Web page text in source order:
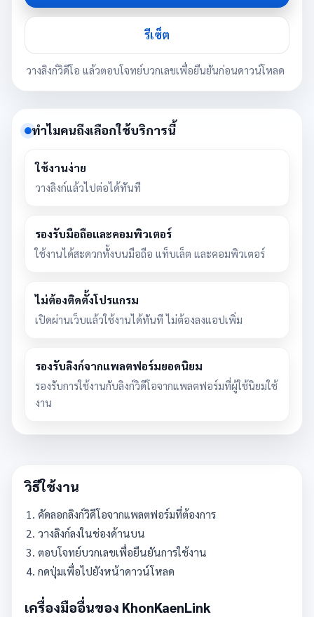
รีเซ็ต
วางลิงก์วิดีโอ แล้วตอบโจทย์บวกเลขเพื่อยืนยันก่อนดาวน์โหลด
ทำไมคนถึงเลือกใช้บริการนี้
ใช้งานง่าย
วางลิงก์แล้วไปต่อได้ทันที
รองรับมือถือและคอมพิวเตอร์
ใช้งานได้สะดวกทั้งบนมือถือ แท็บเล็ต และคอมพิวเตอร์
ไม่ต้องติดตั้งโปรแกรม
เปิดผ่านเว็บแล้วใช้งานได้ทันที ไม่ต้องลงแอปเพิ่ม
รองรับลิงก์จากแพลตฟอร์มยอดนิยม
รองรับการใช้งานกับลิงก์วิดีโอจากแพลตฟอร์มที่ผู้ใช้นิยมใช้
งาน
วิธีใช้งาน
คัดลอกลิงก์วิดีโอจากแพลตฟอร์มที่ต้องการ
วางลิงก์ลงในช่องด้านบน
ตอบโจทย์บวกเลขเพื่อยืนยันการใช้งาน
กดปุ่มเพื่อไปยังหน้าดาวน์โหลด
เครื่องมืออื่นของ KhonKaenLink